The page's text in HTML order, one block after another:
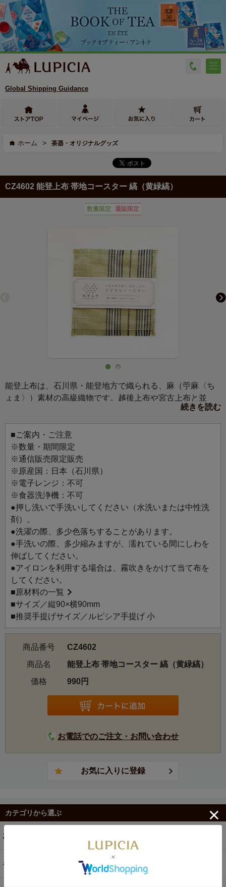
Global Shipping Guidance
ホーム > 茶器・オリジナルグッズ
CZ4602 能登上布 帯地コースター 縞（黄緑縞）
数量限定 通販限定
能登上布は、石川県・能登地方で織られる、麻（苧麻〈ち
ょま〉）素材の高級織物です。越後上布や宮古上布と並
ぶ、日本三大上布の一つとして知られています。石川県羽
咋市にある山﨑麻織物工房は、創業約130年。能登上布の伝
統技術を受け継ぐ、唯一の織元です。江戸時代から続く麻
織物の技法を守りながら、手織りで仕上げるという希少な
布づくりを続けています。 自然素材ならではの風合い、透
けるような美しさ、涼やかな肌ざわりが魅力で、夏の着物
や小物として親しまれてきました。手間を惜しまぬものづ
くりと、能登の風土を映す上質な布は、静かに私たちの暮
らしに寄り添ってくれます。
このコースターは、能登上布の帯地を使い、モダンな色柄
と麻の素朴な手織りの味わいを、日常で楽しめるアイテム
です。フリンジがアクセントとなり、毎日の暮らしに自然
となじみ、長く大切に使いたくなる一品です。
続きを読む
■ご案内・ご注意
※数量・期間限定
※通信販売限定販売
※原産国：日本（石川県）
※電子レンジ：不可
※食器洗浄機：不可
●押し洗いで手洗いしてください（水洗いまたは中性洗
剤）。
●洗濯の際、多少色落ちすることがあります。
●手洗いの際、多少縮みますが、濡れている間にしわを
伸ばしてください。
●アイロンを利用する場合は、霧吹きをかけて当て布を
してください。
■原材料の一覧
■サイズ／縦90×横90mm
■推奨手提げサイズ／ルピシア手提げ 小
商品番号
CZ4602
商品名
能登上布 帯地コースター 縞（黄緑縞）
価格
990円
お電話でのご注文・お問い合わせ
カテゴリから選ぶ
お茶
ギフト